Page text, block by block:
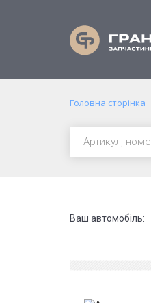
Головна сторінка
Ваш автомобіль: